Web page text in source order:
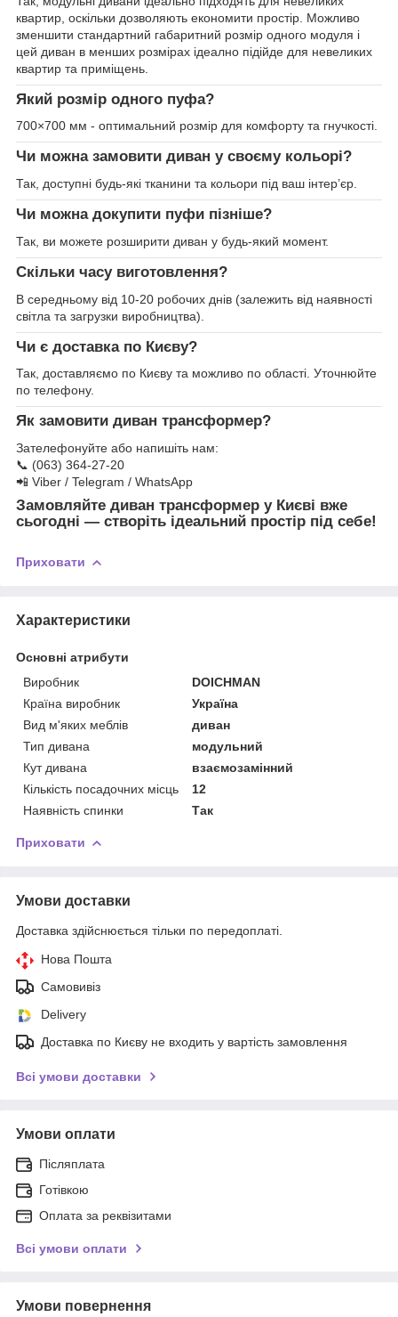
квартир, оскільки дозволяють економити простір. Можливо
зменшити стандартний габаритний розмір одного модуля і
цей диван в менших розмірах ідеално підійде для невеликих
квартир та приміщень.
Який розмір одного пуфа?
700×700 мм - оптимальний розмір для комфорту та гнучкості.
Чи можна замовити диван у своєму кольорі?
Так, доступні будь-які тканини та кольори під ваш інтер’єр.
Чи можна докупити пуфи пізніше?
Так, ви можете розширити диван у будь-який момент.
Скільки часу виготовлення?
В середньому від 10-20 робочих днів (залежить від наявності
світла та загрузки виробництва).
Чи є доставка по Києву?
Так, доставляємо по Києву та можливо по області. Уточнюйте
по телефону.
Як замовити диван трансформер?
Зателефонуйте або напишіть нам:
📞 (063) 364-27-20
📲 Viber / Telegram / WhatsApp
Замовляйте диван трансформер у Києві вже
сьогодні — створіть ідеальний простір під себе!
Приховати
Характеристики
Основні атрибути
Виробник
DOICHMAN
Країна виробник
Україна
Вид м'яких меблів
диван
Тип дивана
модульний
Кут дивана
взаємозамінний
Кількість посадочних місць
12
Наявність спинки
Так
Приховати
Умови доставки
Доставка здійснюється тільки по передоплаті.
Нова Пошта
Самовивіз
Delivery
Доставка по Києву не входить у вартість замовлення
Всі умови доставки
Умови оплати
Післяплата
Готівкою
Оплата за реквізитами
Всі умови оплати
Умови повернення